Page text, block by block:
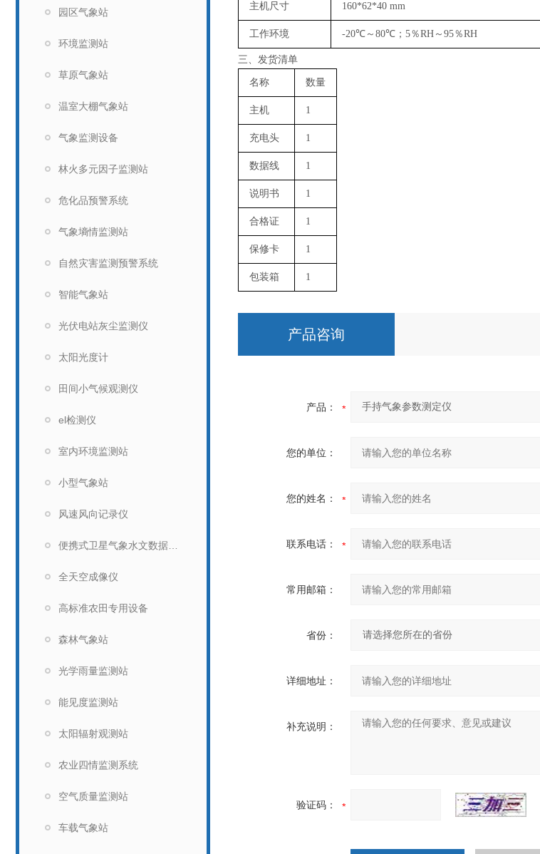
园区气象站
环境监测站
草原气象站
温室大棚气象站
气象监测设备
林火多元因子监测站
危化品预警系统
气象墒情监测站
自然灾害监测预警系统
智能气象站
光伏电站灰尘监测仪
太阳光度计
田间小气候观测仪
el检测仪
室内环境监测站
小型气象站
风速风向记录仪
全天空成像仪
高标准农田专用设备
森林气象站
光学雨量监测站
能见度监测站
太阳辐射观测站
农业四情监测系统
空气质量监测站
车载气象站
主机尺寸 160*62*40 mm
工作环境 -20℃～80℃；5％RH～95％RH
三、发货清单
名称 数量
主机 1
充电头 1
数据线 1
说明书 1
合格证 1
保修卡 1
包装箱 1
产品咨询
产品：
您的单位：
您的姓名：
联系电话：
常用邮箱：
省份：
详细地址：
补充说明：
验证码：